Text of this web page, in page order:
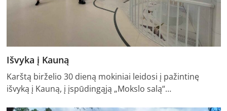
Išvyka į Kauną
Karštą birželio 30 dieną mokiniai leidosi į pažintinę
išvyką į Kauną, į įspūdingąją „Mokslo salą“…